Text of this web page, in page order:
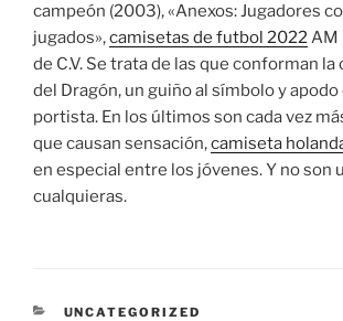
campeón (2003), «Anexos: Jugadores
jugados»,camisetas de futbol 2022AM
de C.V. Se trata de las que conforman
del Dragón, un guiño al símbolo y
portista. En los últimos son cada vez
que causan sensación,camiseta
en especial entre los jóvenes. Y no son
cualquieras.
CATEGORÍAS
UNCATEGORIZED